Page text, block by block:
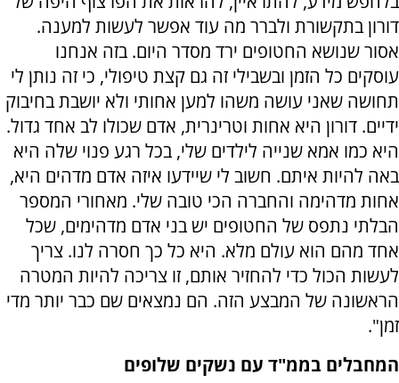
דורון בתקשורת ולברר מה עוד אפשר לעשות למענה.
אסור שנושא החטופים ירד מסדר היום. בזה אנחנו
עוסקים כל הזמן ובשבילי זה גם קצת טיפולי, כי זה נותן לי
תחושה שאני עושה משהו למען אחותי ולא יושבת בחיבוק
ידיים. דורון היא אחות וטרינרית, אדם שכולו לב אחד גדול.
היא כמו אמא שנייה לילדים שלי, בכל רגע פנוי שלה היא
באה להיות איתם. חשוב לי שיידעו איזה אדם מדהים היא,
אחות מדהימה והחברה הכי טובה שלי. מאחורי המספר
הבלתי נתפס של החטופים יש בני אדם מדהימים, שכל
אחד מהם הוא עולם מלא. היא כל כך חסרה לנו. צריך
לעשות הכול כדי להחזיר אותם, זו צריכה להיות המטרה
הראשונה של המבצע הזה. הם נמצאים שם כבר יותר מדי
זמן".
המחבלים בממ"ד עם נשקים שלופים